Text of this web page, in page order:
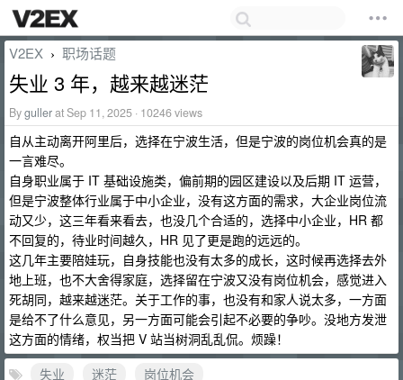
V2EX › 职场话题
失业 3 年，越来越迷茫
Bygullerat Sep 11, 2025 · 10246 views
自从主动离开阿里后，选择在宁波生活，但是宁波的岗位机会真的是
一言难尽。
自身职业属于 IT 基础设施类，偏前期的园区建设以及后期 IT 运营，
但是宁波整体行业属于中小企业，没有这方面的需求，大企业岗位流
动又少，这三年看来看去，也没几个合适的，选择中小企业，HR 都
不回复的，待业时间越久，HR 见了更是跑的远远的。
这几年主要陪娃玩，自身技能也没有太多的成长，这时候再选择去外
地上班，也不大舍得家庭，选择留在宁波又没有岗位机会，感觉进入
死胡同，越来越迷茫。关于工作的事，也没有和家人说太多，一方面
是给不了什么意见，另一方面可能会引起不必要的争吵。没地方发泄
这方面的情绪，权当把 V 站当树洞乱乱侃。烦躁！
失业
迷茫
岗位机会